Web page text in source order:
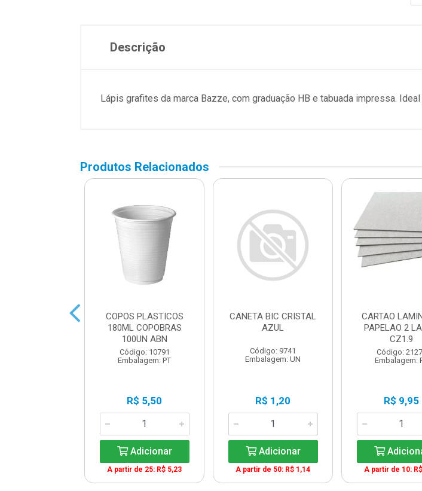
Descrição
Lápis grafites da marca Bazze, com graduação HB e tabuada impressa.
Produtos Relacionados
COPOS PLASTICOS
180ML COPOBRAS
100UN ABN
Código: 10791
Embalagem: PT
R$ 5,50
Adicionar
A partir de 25: R$ 5,23
CANETA BIC CRISTAL
AZUL
Código: 9741
Embalagem: UN
R$ 1,20
Adicionar
A partir de 50: R$ 1,14
CARTAO
PAPELAO 2
CZ1.9
Código:
Embalagem:
R$ 9,95
A partir de 10: